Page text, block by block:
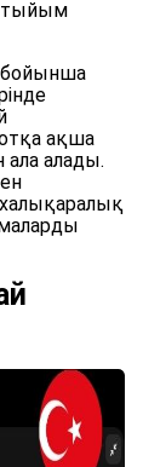
тыйым
бойынша
ақша
алады.